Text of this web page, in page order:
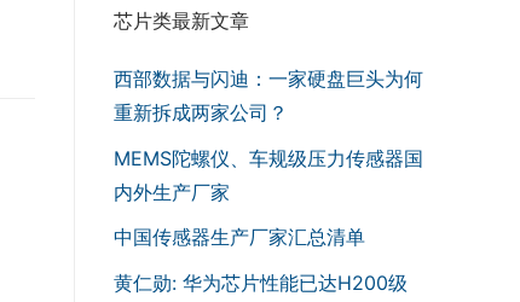
芯片类最新文章
西部数据与闪迪：一家硬盘巨头为何
重新拆成两家公司？
MEMS陀螺仪、车规级压力传感器国
内外生产厂家
中国传感器生产厂家汇总清单
黄仁勋: 华为芯片性能已达H200级